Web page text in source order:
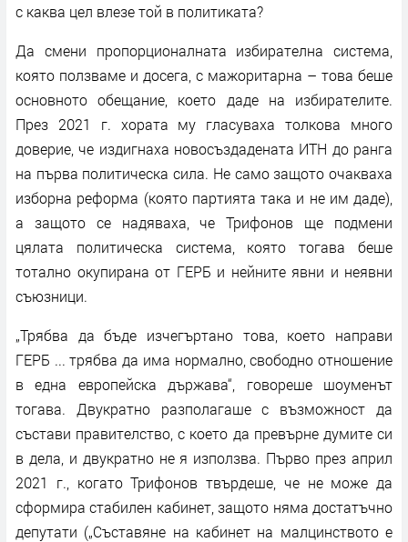
с каква цел влезе той в политиката?
Да смени пропорционалната избирателна система,
която ползваме и досега, с мажоритарна – това беше
основното обещание, което даде на избирателите.
През 2021 г. хората му гласуваха толкова много
доверие, че издигнаха новосъздадената ИТН до ранга
на първа политическа сила. Не само защото очакваха
изборна реформа (която партията така и не им даде),
а защото се надяваха, че Трифонов ще подмени
цялата политическа система, която тогава беше
тотално окупирана от ГЕРБ и нейните явни и неявни
съюзници.
„Трябва да бъде изчегъртано това, което направи
ГЕРБ ... трябва да има нормално, свободно отношение
в една европейска държава“, говореше шоуменът
тогава. Двукратно разполагаше с възможност да
състави правителство, с което да превърне думите си
в дела, и двукратно не я използва. Първо през април
2021 г., когато Трифонов твърдеше, че не може да
сформира стабилен кабинет, защото няма достатъчно
депутати („Съставяне на кабинет на малцинството е